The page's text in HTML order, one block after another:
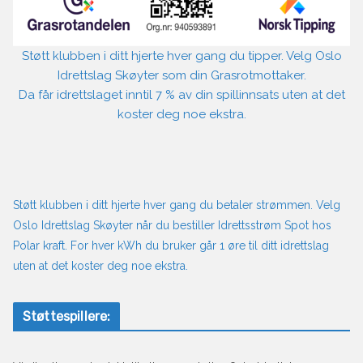
Støtt klubben i ditt hjerte hver gang du tipper. Velg Oslo
Idrettslag Skøyter som din Grasrotmottaker.
Da får idrettslaget inntil 7 % av din spillinnsats uten at det
koster deg noe ekstra.
Støtt klubben i ditt hjerte hver gang du betaler strømmen. Velg
Oslo Idrettslag Skøyter når du bestiller Idrettsstrøm Spot hos
Polar kraft. For hver kWh du bruker går 1 øre til ditt idrettslag
uten at det koster deg noe ekstra.
Støttespillere: